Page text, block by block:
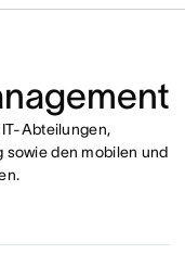
Abteilungen,
den mobilen und